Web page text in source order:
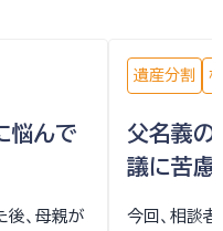
悩んで
後、母親が
遺産分割
父名義の
議に苦慮
今回、相談